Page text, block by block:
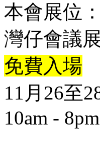
本會展位
灣仔會議
免費入場
11月26至
10am - 8pm